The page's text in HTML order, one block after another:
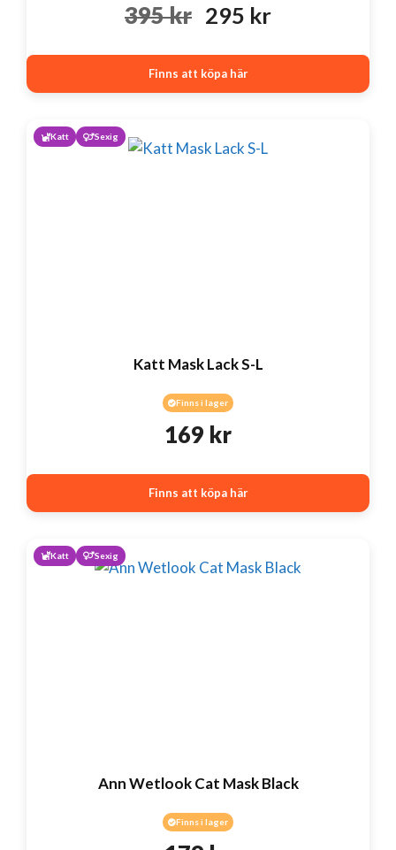
395kr Det
ursprungliga
priset
395 kr.
295 krDet
nuvarande
Finns att köpa här
Katt Sexig
Katt Mask Lack S-L
Finns i lager
169 kr
Finns att köpa här
Katt Sexig
Ann Wetlook Cat Mask Black
Finns i lager